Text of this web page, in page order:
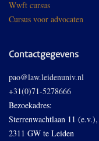
Wwft cursus
Cursus voor advocaten
Contactgegevens
pao@law.leidenuniv.nl
+31(0)71-5278666
Bezoekadres:
Sterrenwachtlaan 11 (e.v.),
2311 GW te Leiden